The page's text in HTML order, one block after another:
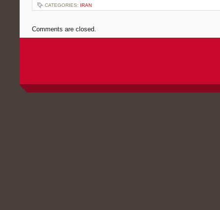
CATEGORIES: IRAN
Comments are closed.